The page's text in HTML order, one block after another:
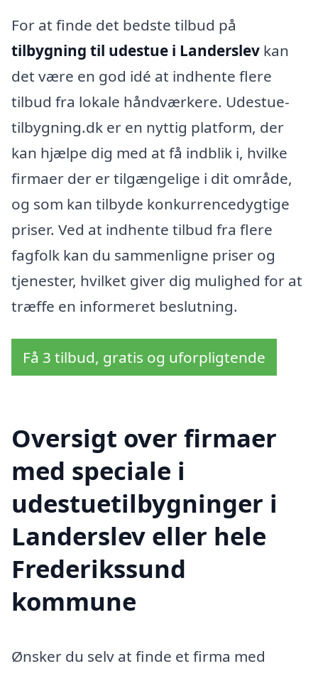
For at finde det bedste tilbud på
tilbygning til udestue i Landerslev kan
det være en god idé at indhente flere
tilbud fra lokale håndværkere. Udestue-
tilbygning.dk er en nyttig platform, der
kan hjælpe dig med at få indblik i, hvilke
firmaer der er tilgængelige i dit område,
og som kan tilbyde konkurrencedygtige
priser. Ved at indhente tilbud fra flere
fagfolk kan du sammenligne priser og
tjenester, hvilket giver dig mulighed for at
træffe en informeret beslutning.
Få 3 tilbud, gratis og uforpligtende
Oversigt over firmaer
med speciale i
udestuetilbygninger i
Landerslev eller hele
Frederikssund
kommune
Ønsker du selv at finde et firma med